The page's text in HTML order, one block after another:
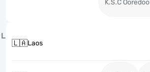
K.S.C Ooredoo
L
🇱🇦Laos